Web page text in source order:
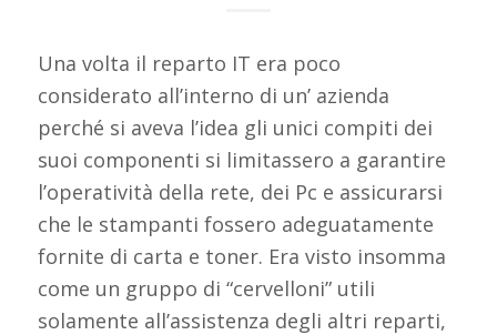
Una volta il reparto IT era poco
considerato all’interno di un’ azienda
perché si aveva l’idea gli unici compiti dei
suoi componenti si limitassero a garantire
l’operatività della rete, dei Pc e assicurarsi
che le stampanti fossero adeguatamente
fornite di carta e toner. Era visto insomma
come un gruppo di “cervelloni” utili
solamente all’assistenza degli altri reparti,